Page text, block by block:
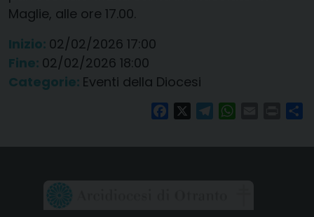
Maglie, alle ore 17.00.
Inizio: 02/02/2026 17:00
Fine: 02/02/2026 18:00
Categorie: Eventi della Diocesi
FacebookTelegramWhatsAppPrint